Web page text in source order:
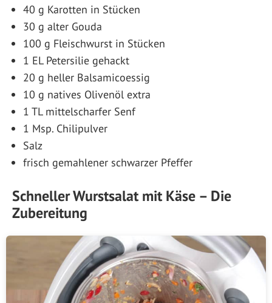
40 g Karotten in Stücken
30 g alter Gouda
100 g Fleischwurst in Stücken
1 EL Petersilie gehackt
20 g heller Balsamicoessig
10 g natives Olivenöl extra
1 TL mittelscharfer Senf
1 Msp. Chilipulver
Salz
frisch gemahlener schwarzer Pfeffer
Schneller Wurstsalat mit Käse – Die
Zubereitung